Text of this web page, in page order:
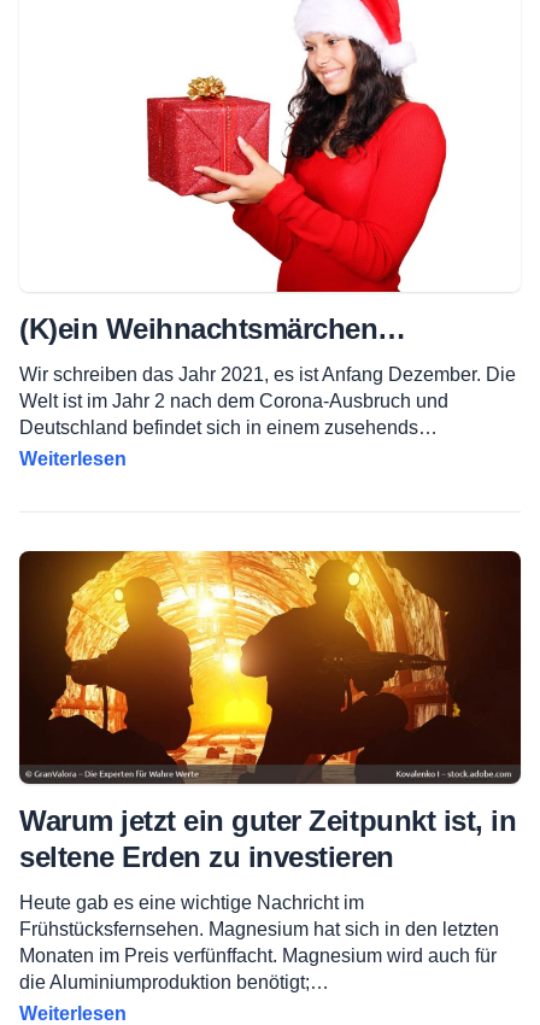
(K)ein Weihnachtsmärchen…
Wir schreiben das Jahr 2021, es ist Anfang Dezember. Die
Welt ist im Jahr 2 nach dem Corona-Ausbruch und
Deutschland befindet sich in einem zusehends…
Weiterlesen
Warum jetzt ein guter Zeitpunkt ist, in
seltene Erden zu investieren
Heute gab es eine wichtige Nachricht im
Frühstücksfernsehen. Magnesium hat sich in den letzten
Monaten im Preis verfünffacht. Magnesium wird auch für
die Aluminiumproduktion benötigt;…
Weiterlesen